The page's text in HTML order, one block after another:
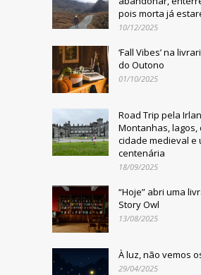
pois morta já
10/12/2025
‘Fall Vibes’ na
do Outono
01/10/2025
Road Trip pela
Montanhas, lagos,
cidade medieval e
centenária
18/09/2025
“Hoje” abri uma
Story Owl
13/08/2025
À luz, não vemos
29/04/2025